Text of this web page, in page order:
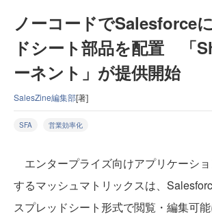
ノーコードでSalesforce
ドシート部品を配置 「
ーネント」が提供開始
SalesZine編集部[著]
SFA 営業効率化
エンタープライズ向けアプリケーシ
するマッシュマトリックスは、
スプレッドシート形式で閲覧・編集可